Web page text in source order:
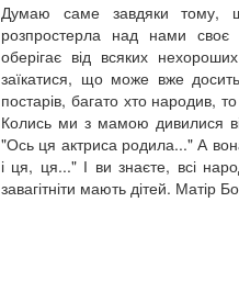
Думаю саме завдяки тому,
розпростерла над нами
оберігає від всяких
заїкатися, що може вже
постарів, багато хто народив,
Колись ми з мамою дивилися
"Ось ця актриса родила..." А
і ця, ця..." І ви знаєте, всі
завагітніти мають дітей. Матір